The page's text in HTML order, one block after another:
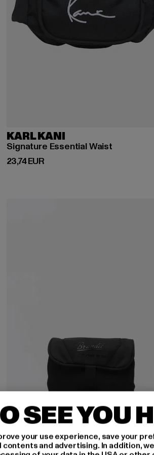
KARL KANI
Signature Essential Waist
23,74 EUR
Derzeitiger Preis: 23,74 EUR
SEE YOU
your use experience, save your
and advertising. In addition,